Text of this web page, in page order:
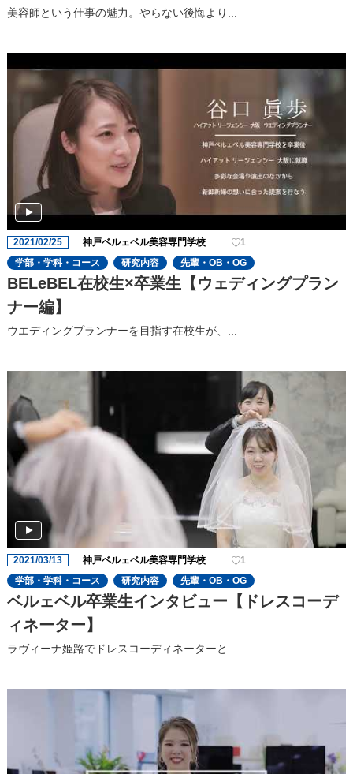
美容師という仕事の魅力。やらない後悔より...
2021/02/25 神戸ベルェベル美容専門学校
1
学部・学科・コース
研究内容 先輩・OB・OG
BELeBEL在校生×卒業生【ウェディングプラン
ナー編】
ウエディングプランナーを目指す在校生が、...
2021/03/13 神戸ベルェベル美容専門学校
1
学部・学科・コース
研究内容 先輩・OB・OG
ベルェベル卒業生インタビュー【ドレスコーデ
ィネーター】
ラヴィーナ姫路でドレスコーディネーターと...